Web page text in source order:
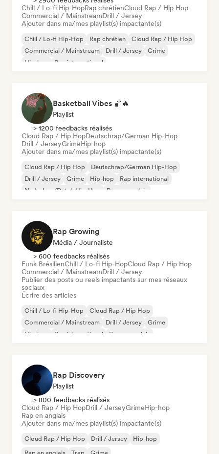
Chill / Lo-fi Hip-HopRap chrétienCloud Rap / Hip Hop
Commercial / MainstreamDrill / Jersey
Ajouter dans ma/mes playlist(s) impactante(s)
Chill / Lo-fi Hip-Hop Rap chrétien
Cloud Rap / Hip Hop
Commercial / Mainstream
Drill / Jersey
Grime
Hip-hop
Rap international
Basketball Vibes 🏀🔥
Playlist
> 1200 feedbacks réalisés
Cloud Rap / Hip HopDeutschrap/German Hip-Hop
Drill / JerseyGrimeHip-hop
Ajouter dans ma/mes playlist(s) impactante(s)
Cloud Rap / Hip Hop
Deutschrap/German Hip-Hop
Drill / Jersey
Grime Hip-hop
Rap international
Nederhop/Dutch Hip-Hop
Rap en anglais
Rap Growing
Média / Journaliste
> 600 feedbacks réalisés
Funk BrésilienChill / Lo-fi Hip-HopCloud Rap / Hip Hop
Commercial / MainstreamDrill / Jersey
Publier des posts ou reels impactants sur mes réseaux
sociaux
Écrire des articles
Chill / Lo-fi Hip-Hop
Cloud Rap / Hip Hop
Commercial / Mainstream
Drill / Jersey
Grime
Hip-hop
Rap international Rap en anglais
Rap Discovery
Playlist
> 800 feedbacks réalisés
Cloud Rap / Hip HopDrill / JerseyGrimeHip-hop
Rap en anglais
Ajouter dans ma/mes playlist(s) impactante(s)
Cloud Rap / Hip Hop Drill / Jersey
Hip-hop